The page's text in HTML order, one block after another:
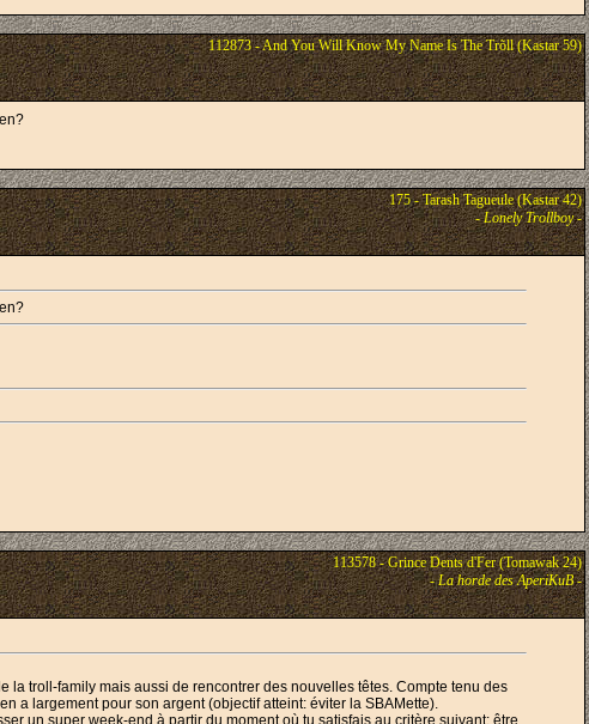
112873 - And You Will Know My Name Is The Trõll (Kastar 59)
175 - Tarash Tagueule (Kastar 42)
-Lonely Trollboy-
113578 - Grince Dents d'Fer (Tomawak 24)
-La horde des AperiKuB-
la troll-family mais aussi de rencontrer des nouvelles têtes. Compte tenu des
a largement pour son argent (objectif atteint: éviter la SBAMette).
un super week-end à partir du moment où tu satisfais au critère suivant: être